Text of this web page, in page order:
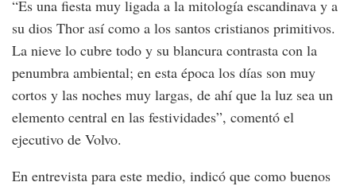
“Es una fiesta muy ligada a la mitología escandinava y a
su dios Thor así como a los santos cristianos primitivos.
La nieve lo cubre todo y su blancura contrasta con la
penumbra ambiental; en esta época los días son muy
cortos y las noches muy largas, de ahí que la luz sea un
elemento central en las festividades”, comentó el
ejecutivo de Volvo.
En entrevista para este medio, indicó que como buenos